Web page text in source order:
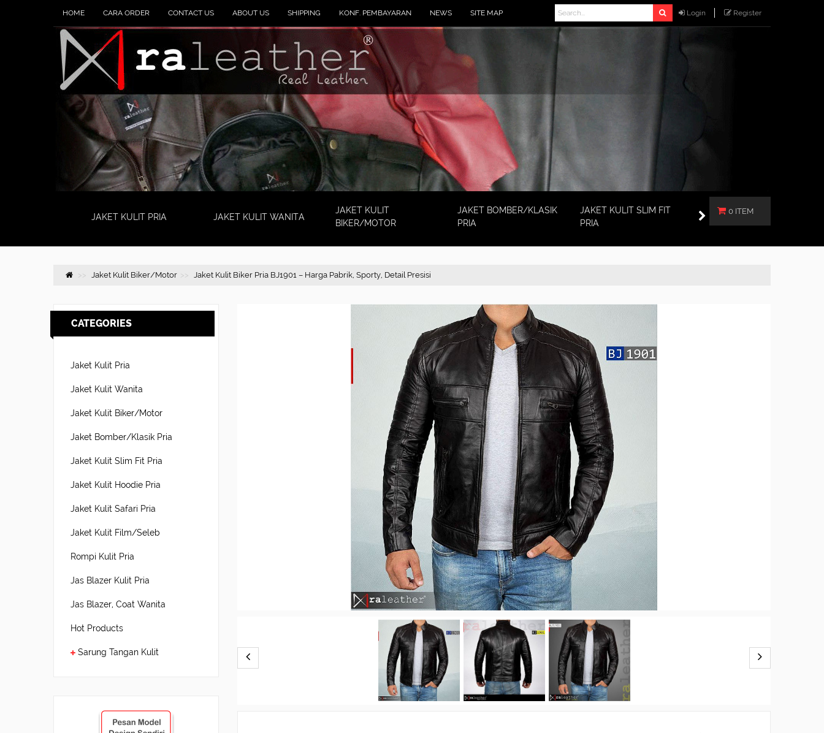
Login Register
HOME CARA ORDER CONTACT US ABOUT US SHIPPING KONF. PEMBAYARAN NEWS SITE MAP
0 ITEM
JAKET KULIT PRIA JAKET KULIT WANITA
JAKET KULIT
BIKER/MOTOR
JAKET BOMBER/KLASIK
PRIA
JAKET KULIT SLIM FIT
PRIA
Jaket Kulit Biker/Motor Jaket Kulit Biker Pria BJ1901 – Harga Pabrik, Sporty, Detail Presisi
CATEGORIES
Jaket Kulit Pria
Jaket Kulit Wanita
Jaket Kulit Biker/Motor
Jaket Bomber/Klasik Pria
Jaket Kulit Slim Fit Pria
Jaket Kulit Hoodie Pria
Jaket Kulit Safari Pria
Jaket Kulit Film/Seleb
Rompi Kulit Pria
Jas Blazer Kulit Pria
Jas Blazer, Coat Wanita
Hot Products
Sarung Tangan Kulit